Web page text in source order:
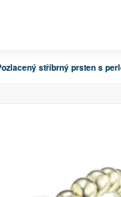
stříbrný prsten s